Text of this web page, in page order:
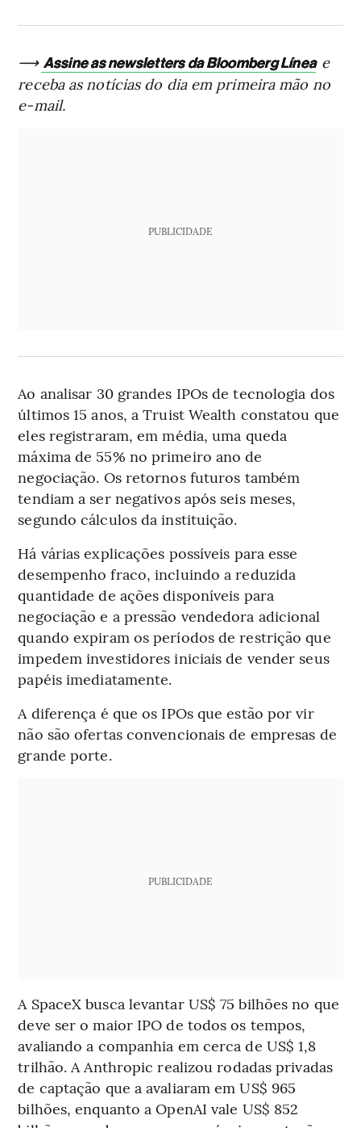
⟶ Assine as newsletters da Bloomberg Línea e
receba as notícias do dia em primeira mão no
e-mail.
PUBLICIDADE
Ao analisar 30 grandes IPOs de tecnologia dos
últimos 15 anos, a Truist Wealth constatou que
eles registraram, em média, uma queda
máxima de 55% no primeiro ano de
negociação. Os retornos futuros também
tendiam a ser negativos após seis meses,
segundo cálculos da instituição.
Há várias explicações possíveis para esse
desempenho fraco, incluindo a reduzida
quantidade de ações disponíveis para
negociação e a pressão vendedora adicional
quando expiram os períodos de restrição que
impedem investidores iniciais de vender seus
papéis imediatamente.
A diferença é que os IPOs que estão por vir
não são ofertas convencionais de empresas de
grande porte.
PUBLICIDADE
A SpaceX busca levantar US$ 75 bilhões no que
deve ser o maior IPO de todos os tempos,
avaliando a companhia em cerca de US$ 1,8
trilhão. A Anthropic realizou rodadas privadas
de captação que a avaliaram em US$ 965
bilhões, enquanto a OpenAI vale US$ 852